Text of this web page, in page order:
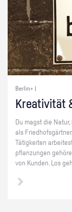
Berlin+ |
Krea­ti­vi­tät
Du magst die
als
Tä­tig­kei­ten
pflan­zun­gen
von Kun­den. Los